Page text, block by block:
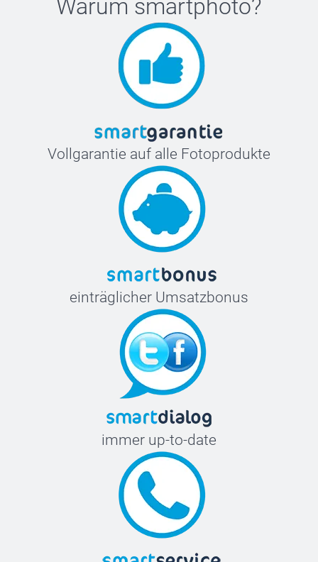
Warum smartphoto?
Vollgarantie auf alle Fotoprodukte
einträglicher Umsatzbonus
immer up-to-date